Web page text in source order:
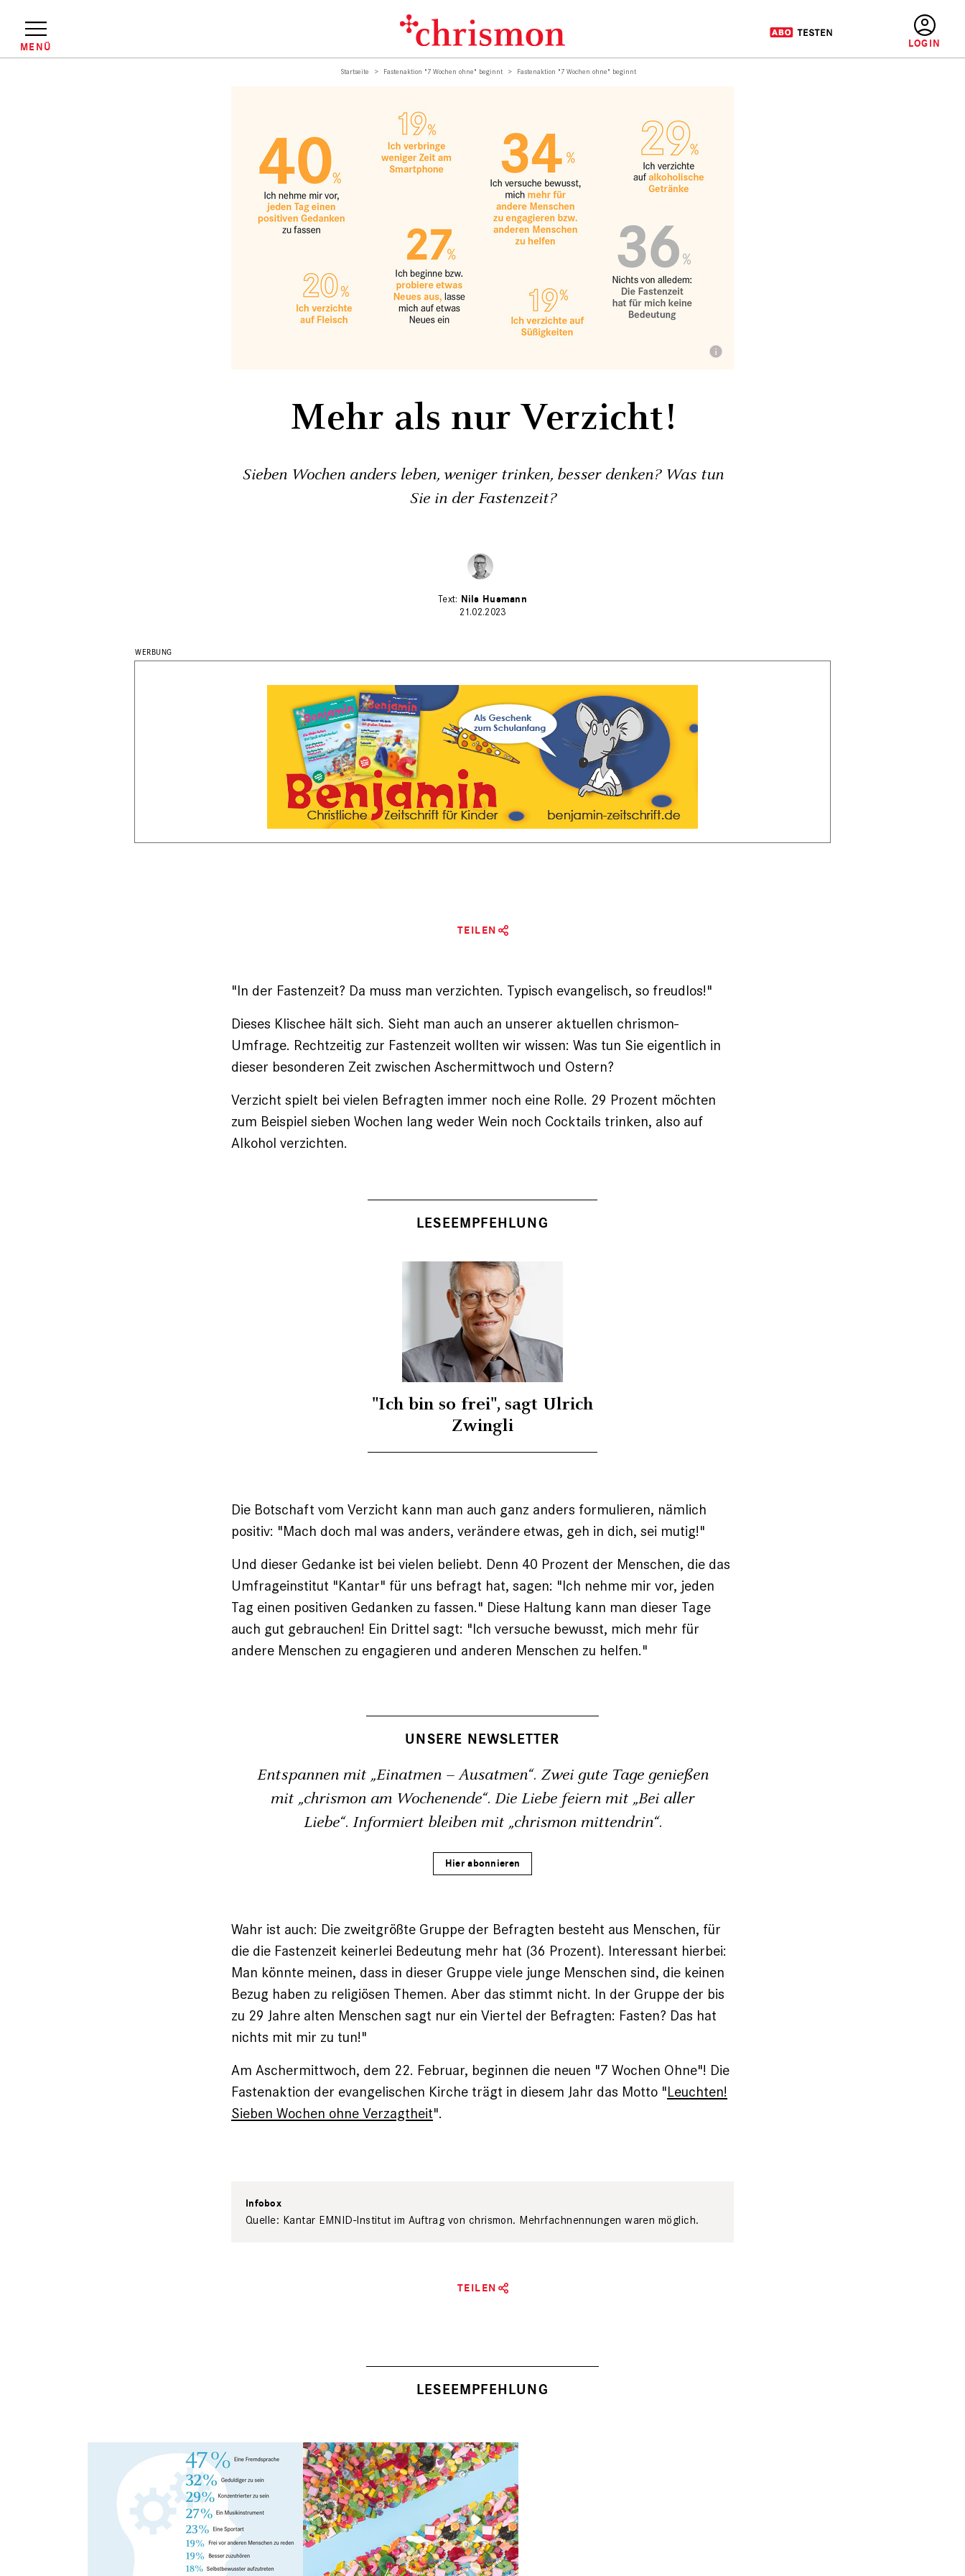
Inhalt
MENÜ
Startseite Fastenaktion "7 Wochen ohne" beginnt Fastenaktion "7 Wochen ohne" beginnt
Mehr als nur Verzicht!
Sieben Wochen anders leben, ­weniger trinken, besser denken? Was tun
Sie in der Fastenzeit?
Nils Husmann
21.02.2023
TEILEN
"In der Fastenzeit? Da muss man verzichten. Typisch evangelisch, so freudlos!"
Dieses Klischee hält sich. Sieht man auch an unserer aktuellen chrismon-
Umfrage. Rechtzeitig zur Fastenzeit wollten wir wissen: Was tun Sie eigentlich in
dieser besonderen Zeit zwischen Aschermittwoch und Ostern?
Verzicht spielt bei vielen Befragten immer noch eine Rolle. 29 Prozent möchten
zum Beispiel sieben Wochen lang weder Wein noch Cocktails trinken, also auf
Alkohol verzichten.
LESEEMPFEHLUNG
"Ich bin so frei", sagt Ulrich
Zwingli
Die Botschaft vom Verzicht kann man auch ganz anders formulieren, nämlich
positiv: "Mach doch mal was anders, verändere etwas, geh in dich, sei mutig!"
Und dieser Gedanke ist bei vielen beliebt. Denn 40 Prozent der Menschen, die das
Umfrageinstitut "Kantar" für uns befragt hat, sagen: "Ich nehme mir vor, jeden
Tag einen positiven Gedanken zu fassen." Diese Haltung kann man dieser Tage
auch gut gebrauchen! Ein Drittel sagt: "Ich versuche bewusst, mich mehr für
andere Menschen zu engagieren und anderen Menschen zu helfen."
UNSERE NEWSLETTER
Entspannen mit „Einatmen – Ausatmen“. Zwei gute Tage genießen
mit „chrismon am Wochenende“. Die Liebe feiern mit „Bei aller
Liebe“. Informiert bleiben mit „chrismon mittendrin“.
Hier abonnieren
Wahr ist auch: Die zweitgrößte Gruppe der Befragten besteht aus Menschen, für
die die Fastenzeit keinerlei Bedeutung mehr hat (36 Prozent). Interessant hierbei:
Man könnte meinen, dass in dieser Gruppe viele junge Menschen sind, die keinen
Bezug haben zu religiösen Themen. Aber das stimmt nicht. In der Gruppe der bis
zu 29 Jahre alten Menschen sagt nur ein Viertel der Befragten: Fasten? Das hat
nichts mit mir zu tun!"
Am Aschermittwoch, dem 22. Februar, beginnen die neuen "7 Wochen Ohne"! Die
Fastenaktion der evangelischen Kirche trägt in diesem Jahr das Motto "Leuchten!
Sieben Wochen ohne Verzagtheit".
Infobox
Quelle: Kantar EMNID-Institut im Auftrag von chrismon. Mehrfachnennungen waren möglich.
TEILEN
LESEEMPFEHLUNG